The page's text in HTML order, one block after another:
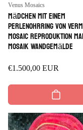
Anbieter:
Venus Mosaics
Mädchen mit einem
Perlenohrring von
Mosaic Reproduktion
Mosaik Wandgemälde
Regulärer
€1.500,00 EUR